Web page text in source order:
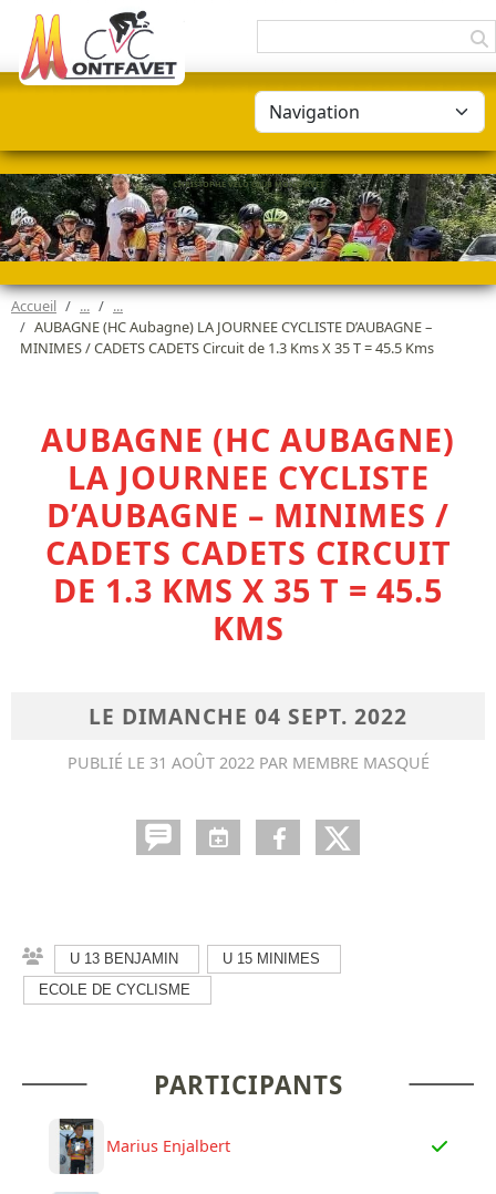
CHRISTOPHE VÉLO CLUB MONTFAVET
Accueil
AUBAGNE (HC Aubagne) LA JOURNEE CYCLISTE D’AUBAGNE –
MINIMES / CADETS CADETS Circuit de 1.3 Kms X 35 T = 45.5 Kms
AUBAGNE (HC AUBAGNE)
LA JOURNEE CYCLISTE
D’AUBAGNE – MINIMES /
CADETS CADETS CIRCUIT
DE 1.3 KMS X 35 T = 45.5
KMS
LE DIMANCHE 04 SEPT. 2022
PUBLIÉ LE 31 AOÛT 2022 PAR MEMBRE MASQUÉ
U 13 BENJAMIN
U 15 MINIMES
ECOLE DE CYCLISME
PARTICIPANTS
Marius Enjalbert
Panneau de gestion des cookies